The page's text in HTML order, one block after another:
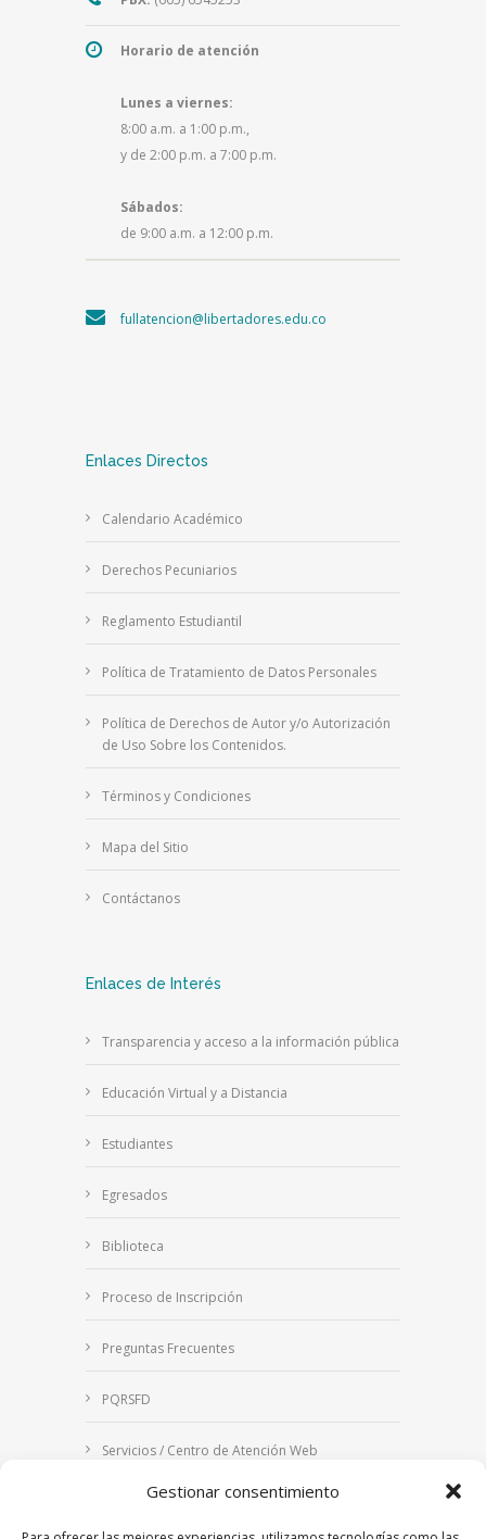
Gestionar consentimiento
Horario de atención
Lunes a viernes:
8:00 a.m. a 1:00 p.m.,
y de 2:00 p.m. a 7:00 p.m.
Sábados:
de 9:00 a.m. a 12:00 p.m.
fullatencion@libertadores.edu.co
Enlaces Directos
Calendario Académico
Derechos Pecuniarios
Reglamento Estudiantil
Política de Tratamiento de Datos Personales
Política de Derechos de Autor y/o Autorización
de Uso Sobre los Contenidos.
Términos y Condiciones
Mapa del Sitio
Contáctanos
Enlaces de Interés
Transparencia y acceso a la información pública
Educación Virtual y a Distancia
Estudiantes
Egresados
Biblioteca
Proceso de Inscripción
Preguntas Frecuentes
PQRSFD
Servicios / Centro de Atención Web
Correo Institucional